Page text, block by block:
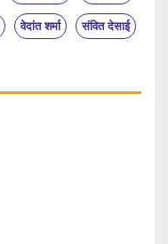
वेदांत शर्मा संवित देसाई